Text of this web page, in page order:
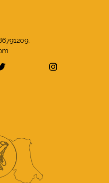
di Monasteri Emilia-
YouTube di
visita la pagina Twitter
visita la